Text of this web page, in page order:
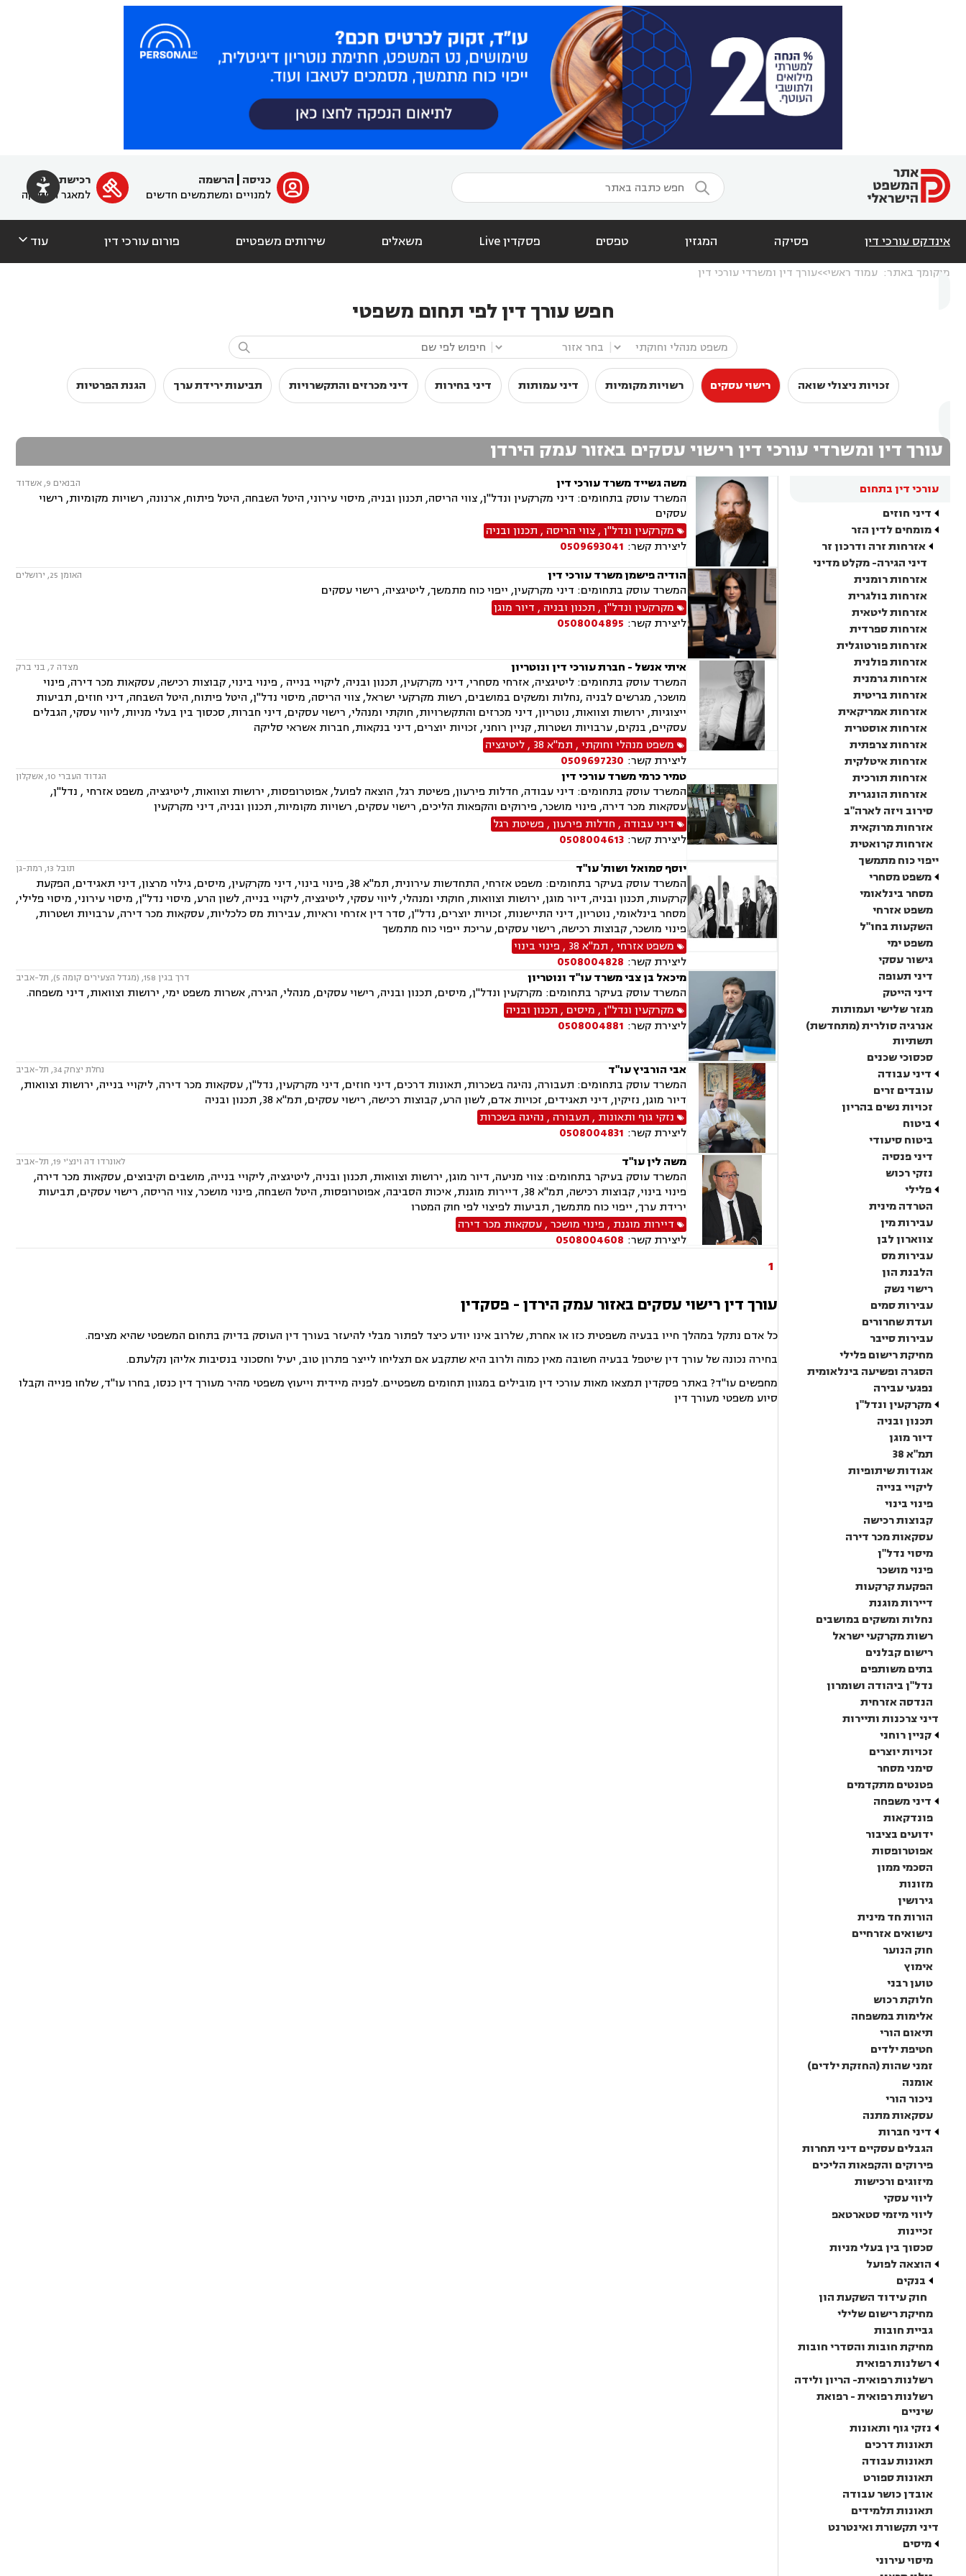
  ﱐ כניסה
הרשמה
למנויים ומשתמשים חדשים

רכישת מנוי
למאגר הפסיקה
אינדקס עורכי דין פסיקה המגזין טפסים פסקדין Live משאלים שירותים משפטיים פורום עורכי דין עוד 
מיקומך באתר: עמוד ראשי עורך דין ומשרדי עורכי דין
חפש עורך דין לפי תחום משפטי

זכויות ניצולי שואה רישוי עסקים רשויות מקומיות דיני עמותות דיני בחירות דיני מכרזים והתקשרויות תביעות ירידת ערך הגנת הפרטיות
עורך דין ומשרדי עורכי דין רישוי עסקים באזור עמק הירדן
עורכי דין בתחום
דיני חוזים
מומחים לדין הזר
אזרחות זרה ודרכון זר
דיני הגירה- מקלט מדיני
אזרחות רומנית
אזרחות בולגרית
אזרחות ליטאית
אזרחות ספרדית
אזרחות פורטוגלית
אזרחות פולנית
אזרחות גרמנית
אזרחות בריטית
אזרחות אמריקאית
אזרחות אוסטרית
אזרחות צרפתית
אזרחות איטלקית
אזרחות תורכית
אזרחות הונגרית
סירוב ויזה לארה"ב
אזרחות מרוקאית
אזרחות קרואטית
ייפוי כוח מתמשך
משפט מסחרי
מסחר בינלאומי
משפט אזרחי
השקעות בחו"ל
משפט ימי
גישור עסקי
דיני תעופה
דיני הייטק
מגזר שלישי ועמותות
אנרגיה סולרית (מתחדשת)
תשתיות
סכסוכי שכנים
דיני עבודה
עובדים זרים
זכויות נשים בהריון
ביטוח
ביטוח סיעודי
דיני פנסיה
נזקי רכוש
פלילי
הטרדה מינית
עבירות מין
צווארון לבן
עבירות מס
הלבנת הון
רישוי נשק
עבירות סמים
ועדת שחרורים
עבירות סייבר
מחיקת רישום פלילי
הסגרה ופשיעה בינלאומית
נפגעי עבירה
מקרקעין ונדל"ן
תכנון ובניה
דיור מוגן
תמ"א 38
אגודות שיתופיות
ליקויי בנייה
פינוי בינוי
קבוצות רכישה
עסקאות מכר דירה
מיסוי נדל"ן
פינוי מושכר
הפקעת קרקעות
דיירות מוגנת
נחלות ומשקים במושבים
רשות מקרקעי ישראל
רישום קבלנים
בתים משותפים
נדל"ן ביהודה ושומרון
הנדסה אזרחית
דיני צרכנות ותיירות
קניין רוחני
זכויות יוצרים
סימני מסחר
פטנטים מתקדמים
דיני משפחה
פונדקאות
ידועים בציבור
אפוטרופסות
הסכמי ממון
מזונות
גירושין
הורות חד מינית
נישואים אזרחיים
חוק הנוער
אימוץ
טוען רבני
חלוקת רכוש
אלימות במשפחה
תיאום הורי
חטיפת ילדים
זמני שהות (החזקת ילדים)
אומנה
ניכור הורי
עסקאות מתנה
דיני חברות
הגבלים עסקיים דיני תחרות
פירוקים והקפאות הליכים
מיזוגים ורכישות
ליווי עסקי
ליווי מיזמי סטארטאפ
זכיינות
סכסוך בין בעלי מניות
הוצאה לפועל
בנקים
חוק עידוד השקעת הון
מחיקת רישום שלילי
גביית חובות
מחיקת חובות והסדרי חובות
רשלנות רפואית
רשלנות רפואית- הריון ולידה
רשלנות רפואית - רפואת
שיניים
נזקי גוף ותאונות
תאונות דרכים
תאונות עבודה
תאונות ספורט
אובדן כושר עבודה
תאונות תלמידים
דיני תקשורת ואינטרנט
מיסים
מיסוי עירוני
משה גשייד משרד עורכי דין הבנאים 9, אשדוד
המשרד עוסק בתחומים: דיני מקרקעין ונדל"ן, צווי הריסה, תכנון ובניה, מיסוי עירוני, היטל השבחה, היטל פיתוח, ארנונה, רשויות מקומיות, רישוי
עסקים
מקרקעין ונדל"ן,צווי הריסה , תכנון ובניה
ליצירת קשר: 0509693041
הודיה פישמן משרד עורכי דין
האומן 25, ירושלים
המשרד עוסק בתחומים: דיני מקרקעין, ייפוי כוח מתמשך, ליטיגציה, רישוי עסקים
מקרקעין ונדל"ן, תכנון ובניה , דיור מוגן
ליצירת קשר: 0508004895
איתי אנשל - חברת עורכי דין ונוטריון מצדה 7, בני ברק
המשרד עוסק בתחומים: ליטיגציה, אזרחי מסחרי, דיני מקרקעין, תכנון ובניה, ליקויי בנייה , פינוי בינוי, קבוצות רכישה, עסקאות מכר דירה, פינוי
מושכר, מגרשים לבניה ,נחלות ומשקים במושבים, רשות מקרקעי ישראל, צווי הריסה, מיסוי נדל"ן, היטל פיתוח, היטל השבחה, דיני חוזים, תביעות
ייצוגיות, ירושות וצוואות, נוטריון, דיני מכרזים והתקשרויות, חוקתי ומנהלי, רישוי עסקים, דיני חברות, סכסוך בין בעלי מניות, ליווי עסקי, הגבלים
עסקיים, בנקים, ערבויות ושטרות, קניין רוחני, זכויות יוצרים, דיני בנקאות, חברות אשראי סליקה
משפט מנהלי וחוקתי, תמ"א 38 ,ליטיגציה
ליצירת קשר: 0509697230
טמיר כרמי משרד עורכי דין
הגדוד העברי 10, אשקלון
המשרד עוסק בתחומים: דיני עבודה, חדלות פירעון, פשיטת רגל, הוצאה לפועל, אפוטרופסות, ירושות וצוואות, ליטיגציה, משפט אזרחי , נדל"ן,
עסקאות מכר דירה, פינוי מושכר, פירוקים והקפאות הליכים, רישוי עסקים, רשויות מקומיות, תכנון ובניה, דיני מקרקעין
דיני עבודה , חדלות פירעון, פשיטת רגל
ליצירת קשר: 0508004613
יוסף סמואל ושות' עו"ד
תובל 13, רמת-גן
המשרד עוסק בעיקר בתחומים: משפט אזרחי, התחדשות עירונית, תמ"א 38, פינוי בינוי, דיני מקרקעין, מיסים, גילוי מרצון, דיני תאגידים, הפקעת
קרקעות, תכנון ובניה, דיור מוגן, ירושות וצוואות, חוקתי ומנהלי, ליווי עסקי, ליטיגציה, ליקויי בנייה, לשון הרע, מיסוי נדל"ן, מיסוי עירוני, מיסוי פלילי,
מסחר בינלאומי, נוטריון, דיני התיישנות, זכויות יוצרים, נדל"ן, סדר דין אזרחי וראיות, עבירות מס כלכליות, עסקאות מכר דירה, ערבויות ושטרות,
פינוי מושכר, קבוצות רכישה, רישוי עסקים, עריכת ייפוי כוח מתמשך
משפט אזרחי , תמ"א 38 , פינוי בינוי
ליצירת קשר: 0508004828
מיכאל בן צבי משרד עו"ד ונוטריון
דרך בגין 158, (מגדל הצעירים קומה 5), תל-אביב
המשרד עוסק בעיקר בתחומים: מקרקעין ונדל"ן, מיסים, תכנון ובניה, רישוי עסקים, מנהלי, הגירה, אשרות משפט ימי, ירושות וצוואות, דיני משפחה.
מקרקעין ונדל"ן, מיסים , תכנון ובניה
ליצירת קשר: 0508004881
אבי הורביץ עו"ד נחלת יצחק 34, תל-אביב
המשרד עוסק בתחומים: תעבורה, נהיגה בשכרות, תאונות דרכים, דיני חוזים, דיני מקרקעין, נדל"ן, עסקאות מכר דירה, ליקויי בנייה, ירושות וצוואות,
דיור מוגן, נזיקין, דיני תאגידים, זכויות אדם, לשון הרע, קבוצות רכישה, רישוי עסקים, תמ"א 38, תכנון ובניה
נזקי גוף ותאונות , תעבורה , נהיגה בשכרות
ליצירת קשר: 0508004831
משה לין עו"ד
לאונרדו דה וינצ'י 19, תל-אביב
המשרד עוסק בעיקר בתחומים: צווי מניעה, דיור מוגן, ירושות וצוואות, תכנון ובניה, ליטיגציה, ליקויי בנייה, מושבים וקיבוצים, עסקאות מכר דירה,
פינוי בינוי, קבוצות רכישה, תמ"א 38, דיירות מוגנת, איכות הסביבה, אפוטרופסות, היטל השבחה, פינוי מושכר, צווי הריסה, רישוי עסקים, תביעות
ירידת ערך, ייפוי כוח מתמשך, תביעות לפיצוי לפי חוק המטרו
דיירות מוגנת , פינוי מושכר,עסקאות מכר דירה
ליצירת קשר: 0508004608
1
עורך דין רישוי עסקים באזור עמק הירדן - פסקדין
כל אדם נתקל במהלך חייו בבעיה משפטית כזו או אחרת, שלרוב אינו יודע כיצד לפתור מבלי להיעזר בעורך דין העוסק בדיוק בתחום המשפטי שהיא מציפה.
בחירה נכונה של עורך דין שיטפל בבעיה חשובה מאין כמוה ולרוב היא שתקבע אם תצליחו לייצר פתרון טוב, יעיל וחסכוני בנסיבות אליהן נקלעתם.
מחפשים עו"ד? באתר פסקדין תמצאו מאות עורכי דין מובילים במגוון תחומים משפטיים. לפניה מיידית וייעוץ משפטי מהיר מעורך דין כנסו, בחרו עו"ד, שלחו פנייה וקבלו
סיוע משפטי מעורך דין